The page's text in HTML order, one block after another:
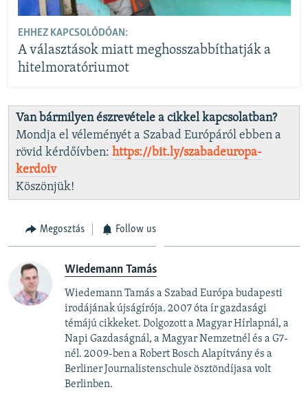
EHHEZ KAPCSOLÓDÓAN:
A választások miatt meghosszabbíthatják a
hitelmoratóriumot
Van bármilyen észrevétele a cikkel kapcsolatban?
Mondja el véleményét a Szabad Európáról ebben a
rövid kérdőívben: https://bit.ly/szabadeuropa-
kerdoiv
Köszönjük!
Megosztás Follow us
Wiedemann Tamás
Wiedemann Tamás a Szabad Európa budapesti
irodájának újságírója. 2007 óta ír gazdasági
témájú cikkeket. Dolgozott a Magyar Hírlapnál, a
Napi Gazdaságnál, a Magyar Nemzetnél és a G7-
nél. 2009-ben a Robert Bosch Alapítvány és a
Berliner Journalistenschule ösztöndíjasa volt
Berlinben.